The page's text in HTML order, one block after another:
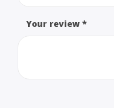
Your review *